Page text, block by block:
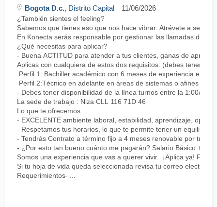
Bogota D.c., Distrito Capital 11/06/2026
¿También sientes el feeling?
Sabemos que tienes eso que nos hace vibrar. Atrévete a ser
En Konecta serás responsable por gestionar las llamadas de
¿Qué necesitas para aplicar?
- Buena ACTITUD para atender a tus clientes, ganas de
Aplicas con cualquiera de estos dos requisitos: (debes tener
Perfil 1: Bachiller académico con 6 meses de experiencia en
Perfil 2:Técnico en adelante en áreas de sistemas o afines
- Debes tener disponibilidad de la línea turnos entre la 1:00AM
La sede de trabajo : Niza CLL 116 71D 46
Lo que te ofrecemos:
- EXCELENTE ambiente laboral, estabilidad, aprendizaje,
- Respetamos tus horarios, lo que te permite tener un equilibrio
- Tendrás Contrato a término fijo a 4 meses renovable por tu
- ¿Por esto tan bueno cuánto me pagarán? Salario Básico +
Somos una experiencia que vas a querer vivir. ¡Aplica ya!
Si tu hoja de vida queda seleccionada revisa tu correo
Requerimientos- ...